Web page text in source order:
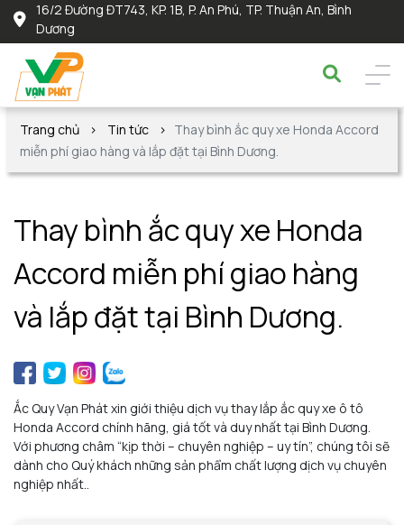
16/2 Đường ĐT743, KP. 1B, P. An Phú, TP. Thuận An, Bình
Dương
Trang chủ Tin tức
Thay bình ắc quy xe Honda Accord
miễn phí giao hàng và lắp đặt tại Bình Dương.
Thay bình ắc quy xe Honda
Accord miễn phí giao hàng
và lắp đặt tại Bình Dương.
Ắc Quy Vạn Phát xin giới thiệu dịch vụ thay lắp ắc quy xe ô tô
Honda Accord chính hãng, giá tốt và duy nhất tại Bình Dương.
Với phương châm “kịp thời – chuyên nghiệp – uy tín”, chúng tôi sẽ
dành cho Quý khách những sản phẩm chất lượng dịch vụ chuyên
nghiệp nhất..